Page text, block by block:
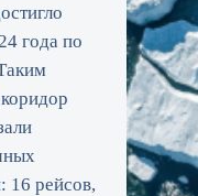
года по
16 рейсов,